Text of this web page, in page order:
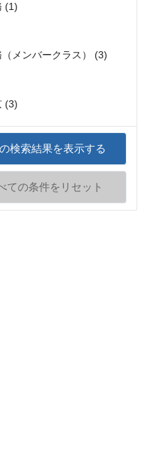
(1)
（メンバークラス） (3)
(3)
検索結果を表示する
ての条件をリセット